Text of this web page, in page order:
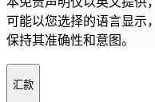
可能以您选择的语言显示
保持其准确性和意图。
汇款